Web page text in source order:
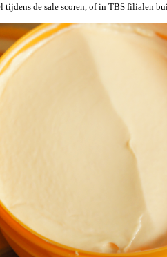
tijdens de sale scoren, of in TBS filialen